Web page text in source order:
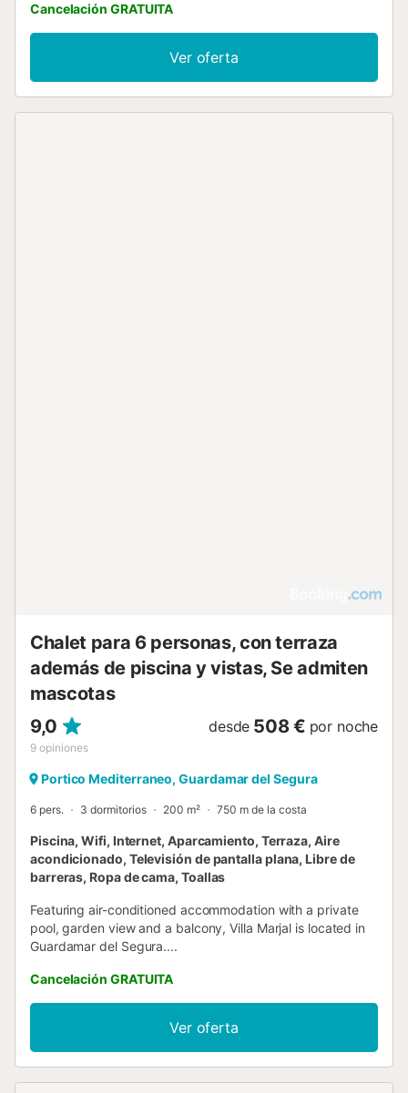
Cancelación GRATUITA
Ver oferta
Chalet para 6 personas, con terraza
además de piscina y vistas, Se admiten
mascotas
9,0
9 opiniones
desde 508 € por noche
Portico Mediterraneo, Guardamar del Segura
6 pers. 3 dormitorios 200 m² 750 m de la costa
Piscina, Wifi, Internet, Aparcamiento, Terraza, Aire
acondicionado, Televisión de pantalla plana, Libre de
barreras, Ropa de cama, Toallas
Featuring air-conditioned accommodation with a private
pool, garden view and a balcony, Villa Marjal is located in
Guardamar del Segura....
Cancelación GRATUITA
Ver oferta